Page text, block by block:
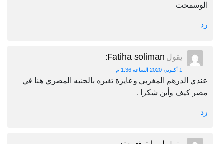
الوسمحت
رد
يقول Fatiha soliman
:
1 أكتوبر، 2020 الساعة 1:36 م
عندي الدرهم المغربي وعايزة تغيره بالجنيه المصري هنا في
مصر كيف وأين شكرا .
رد